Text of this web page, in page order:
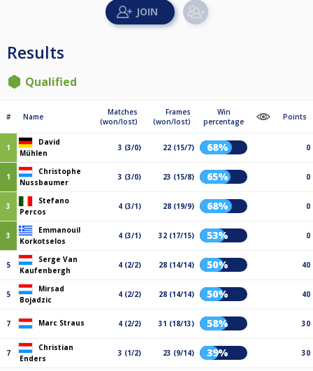
Results
Qualified
# Name
Matches
(won/lost)
Frames
(won/lost)
Win
percentage
Points
1
David
Mühlen
3 (3/0) 22 (15/7) 68% 0
1
Christophe
Nussbaumer
3 (3/0) 23 (15/8) 65% 0
3
Stefano
Percos
4 (3/1) 28 (19/9) 68% 0
3
Emmanouil
Korkotselos
4 (3/1) 32 (17/15) 53% 0
5
Serge Van
Kaufenbergh
4 (2/2) 28 (14/14) 50% 40
5
Mirsad
Bojadzic
4 (2/2) 28 (14/14) 50% 40
7 Marc Straus 4 (2/2) 31 (18/13) 58% 30
7
Christian
Enders
3 (1/2) 23 (9/14) 39% 30